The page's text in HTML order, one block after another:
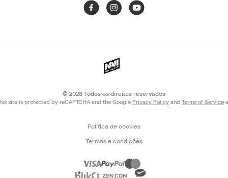
© 2026 Todos os direitos reservados
site is protected by reCAPTCHA and the Google Privacy Policyand Terms of Service
Política de cookies
Termos e condições